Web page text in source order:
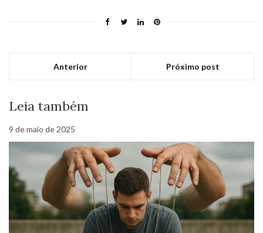
Anterior Próximo post
Leia também
9 de maio de 2025